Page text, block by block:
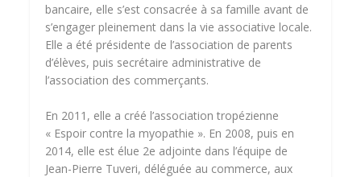
bancaire, elle s’est consacrée à sa famille avant de
s’engager pleinement dans la vie associative locale.
Elle a été présidente de l’association de parents
d’élèves, puis secrétaire administrative de
l’association des commerçants.
En 2011, elle a créé l’association tropézienne
« Espoir contre la myopathie ». En 2008, puis en
2014, elle est élue 2e adjointe dans l’équipe de
Jean-Pierre Tuveri, déléguée au commerce, aux